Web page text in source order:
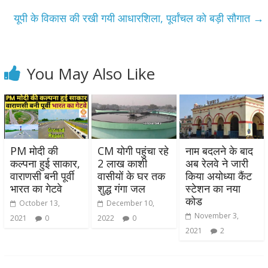
k p
यूपी के विकास की रखी गयी आधारशिला, पूर्वांचल को बड़ी सौगात →
You May Also Like
PM मोदी की
कल्पना हुई साकार,
वाराणसी बनी पूर्वी
भारत का गेटवे
October 13,
2021
0
CM योगी पहुंचा रहे
2 लाख काशी
वासीयों के घर तक
शुद्ध गंगा जल
December 10,
2022
0
नाम बदलने के बाद
अब रेलवे ने जारी
किया अयोध्या कैंट
स्टेशन का नया
कोड
November 3,
2021
2